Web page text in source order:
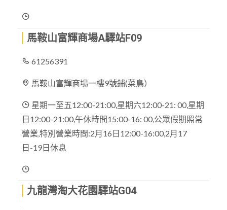
馬鞍山富輝商場A驛站F09
61256391
馬鞍山富輝商場一樓9號鋪(菜鳥）
星期一至五12:00-21:00,星期六12:00-21: 00,星期
日12:00-21:00,午休時間15:00-16: 00,公眾假期照常
營業,特別營業時間:2月16日12:00-16:00,2月17
日-19日休息
九龍灣淘大花園驛站G04